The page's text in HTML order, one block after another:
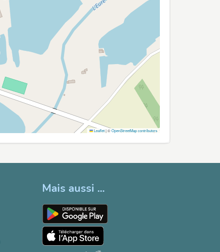
Leaflet|©OpenStreetMap contributors
Mais aussi ...